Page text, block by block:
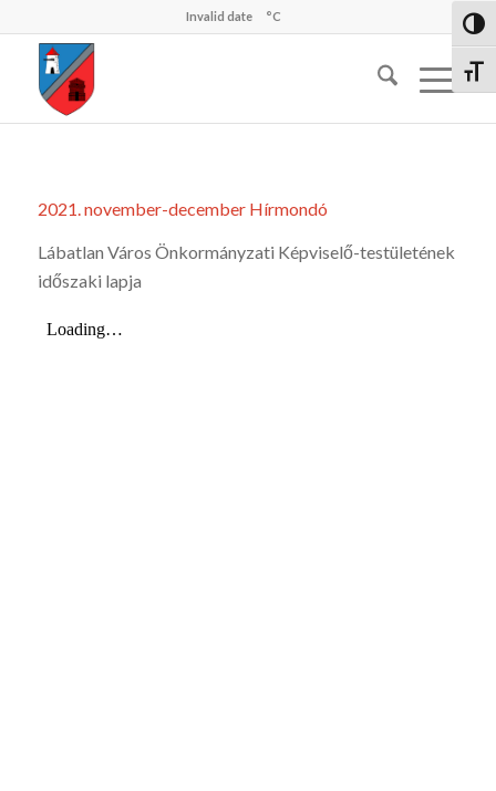
Invalid date °C
2021. november-december Hírmondó
Lábatlan Város Önkormányzati Képviselő-testületének
időszaki lapja